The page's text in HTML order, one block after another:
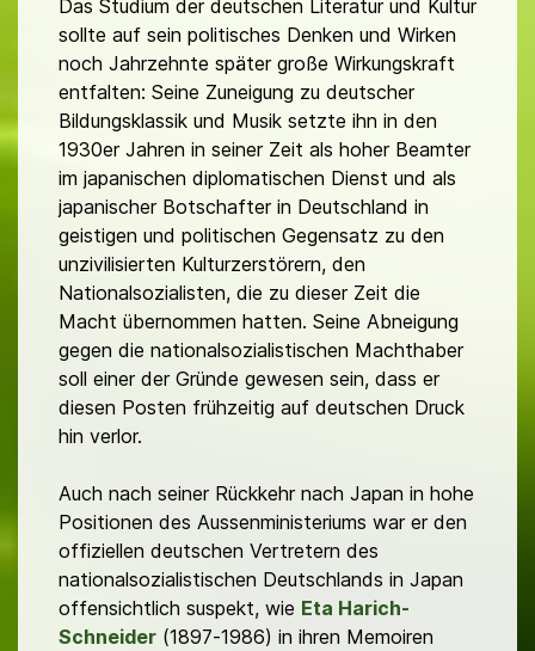
Das Studium der deutschen Literatur und Kultur
sollte auf sein politisches Denken und Wirken
noch Jahrzehnte später große Wirkungskraft
entfalten: Seine Zuneigung zu deutscher
Bildungsklassik und Musik setzte ihn in den
1930er Jahren in seiner Zeit als hoher Beamter
im japanischen diplomatischen Dienst und als
japanischer Botschafter in Deutschland in
geistigen und politischen Gegensatz zu den
unzivilisierten Kulturzerstörern, den
Nationalsozialisten, die zu dieser Zeit die
Macht übernommen hatten. Seine Abneigung
gegen die nationalsozialistischen Machthaber
soll einer der Gründe gewesen sein, dass er
diesen Posten frühzeitig auf deutschen Druck
hin verlor.
Auch nach seiner Rückkehr nach Japan in hohe
Positionen des Aussenministeriums war er den
offiziellen deutschen Vertretern des
nationalsozialistischen Deutschlands in Japan
offensichtlich suspekt, wie Eta Harich-
Schneider (1897-1986) in ihren Memoiren